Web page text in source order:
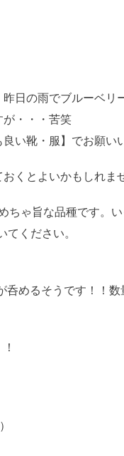
日の雨でブルーベリ
・・・苦笑
い靴・服】でお願い
くとよいかもしれま
ゃ旨な品種です。
ください。
めるそうです！！